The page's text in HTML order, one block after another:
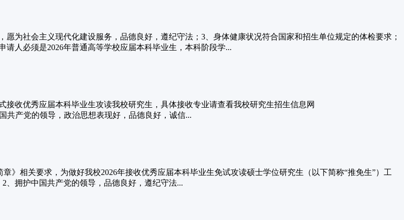
为社会主义现代化建设服务，品德良好，遵纪守法；3、身体健康状况符合国家和招生单位规定的体检要求；
人必须是2026年普通高等学校应届本科毕业生，本科阶段学...
收优秀应届本科毕业生攻读我校研究生，具体接收专业请查看我校研究生招生信息网
共产党的领导，政治思想表现好，品德良好，诚信...
》相关要求，为做好我校2026年接收优秀应届本科毕业生免试攻读硕士学位研究生（以下简称“推免生”）工
、拥护中国共产党的领导，品德良好，遵纪守法...